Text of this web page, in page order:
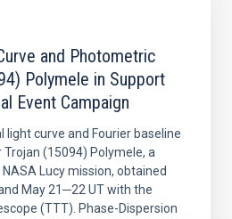
and Photometric
Polymele in Support
Event Campaign
light curve and Fourier baseline
(15094) Polymele, a
Lucy mission, obtained
May 21─22 UT with the
(TTT). Phase-Dispersion